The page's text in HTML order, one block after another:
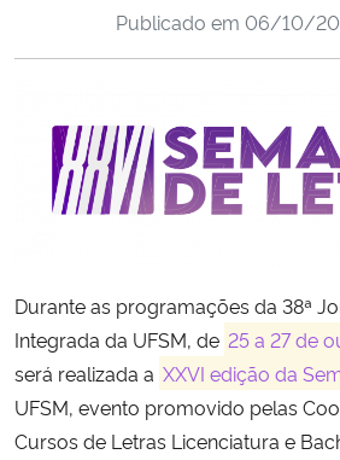
Ministério da Cidadania
Ministério de Minas e Energia
Ministério da Ciência, Tecnologia, Inovações e
Ministério do Turismo
Ministério do Desenvolvimento Regional
Publicado em 06/10/
Durante as programações da 38ª
Integrada da UFSM, de 25 a 27 de
será realizada a XXVI edição da
UFSM, evento promovido pelas
Cursos de Letras Licenciatura e